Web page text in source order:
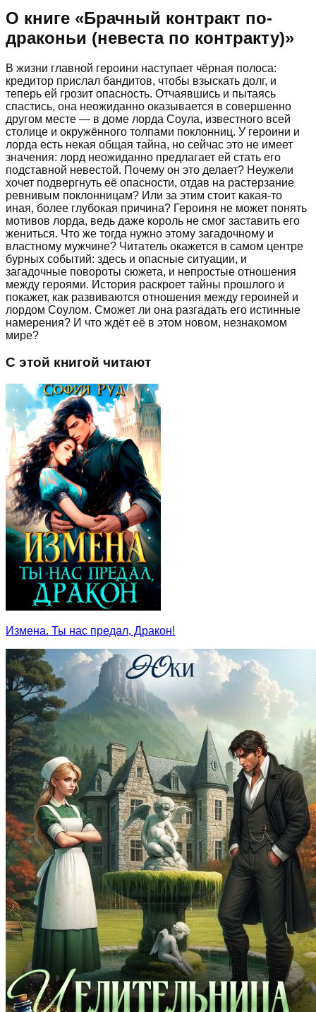
О книге «Брачный контракт по-
драконьи (невеста по контракту)»
В жизни главной героини наступает чёрная полоса:
кредитор прислал бандитов, чтобы взыскать долг, и
теперь ей грозит опасность. Отчаявшись и пытаясь
спастись, она неожиданно оказывается в совершенно
другом месте — в доме лорда Соула, известного всей
столице и окружённого толпами поклонниц. У героини и
лорда есть некая общая тайна, но сейчас это не имеет
значения: лорд неожиданно предлагает ей стать его
подставной невестой. Почему он это делает? Неужели
хочет подвергнуть её опасности, отдав на растерзание
ревнивым поклонницам? Или за этим стоит какая-то
иная, более глубокая причина? Героиня не может понять
мотивов лорда, ведь даже король не смог заставить его
жениться. Что же тогда нужно этому загадочному и
властному мужчине? Читатель окажется в самом центре
бурных событий: здесь и опасные ситуации, и
загадочные повороты сюжета, и непростые отношения
между героями. История раскроет тайны прошлого и
покажет, как развиваются отношения между героиней и
лордом Соулом. Сможет ли она разгадать его истинные
намерения? И что ждёт её в этом новом, незнакомом
мире?
С этой книгой читают
Измена. Ты нас предал, Дракон!